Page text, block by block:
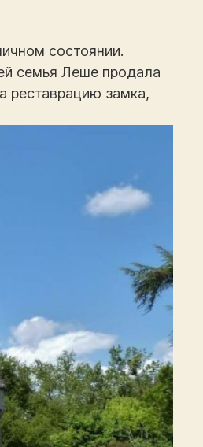
состоянии.
семья Леше продала
реставрацию замка,